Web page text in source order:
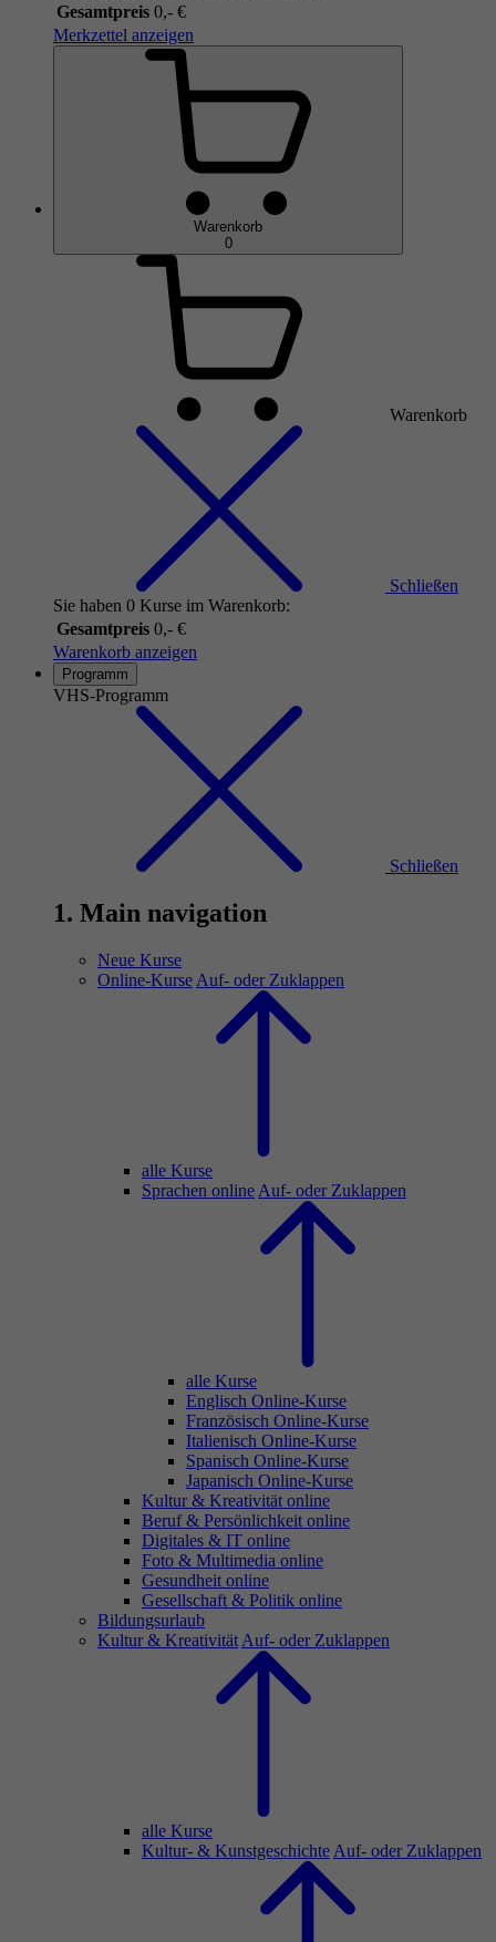
Gesamtpreis 0,- €
Merkzettel anzeigen
Warenkorb
0
Warenkorb
Schließen
Sie haben 0 Kurse im Warenkorb:
Gesamtpreis 0,- €
Warenkorb anzeigen
Programm
VHS-Programm
Schließen
1. Main navigation
Neue Kurse
Online-Kurse Auf- oder Zuklappen
alle Kurse
Sprachen online Auf- oder Zuklappen
alle Kurse
Englisch Online-Kurse
Französisch Online-Kurse
Italienisch Online-Kurse
Spanisch Online-Kurse
Japanisch Online-Kurse
Kultur & Kreativität online
Beruf & Persönlichkeit online
Digitales & IT online
Foto & Multimedia online
Gesundheit online
Gesellschaft & Politik online
Bildungsurlaub
Kultur & Kreativität Auf- oder Zuklappen
alle Kurse
Kultur- & Kunstgeschichte Auf- oder Zuklappen